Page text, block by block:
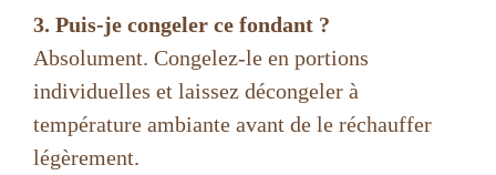
3. Puis-je congeler ce fondant ?
Absolument. Congelez-le en portions
individuelles et laissez décongeler à
température ambiante avant de le réchauffer
légèrement.